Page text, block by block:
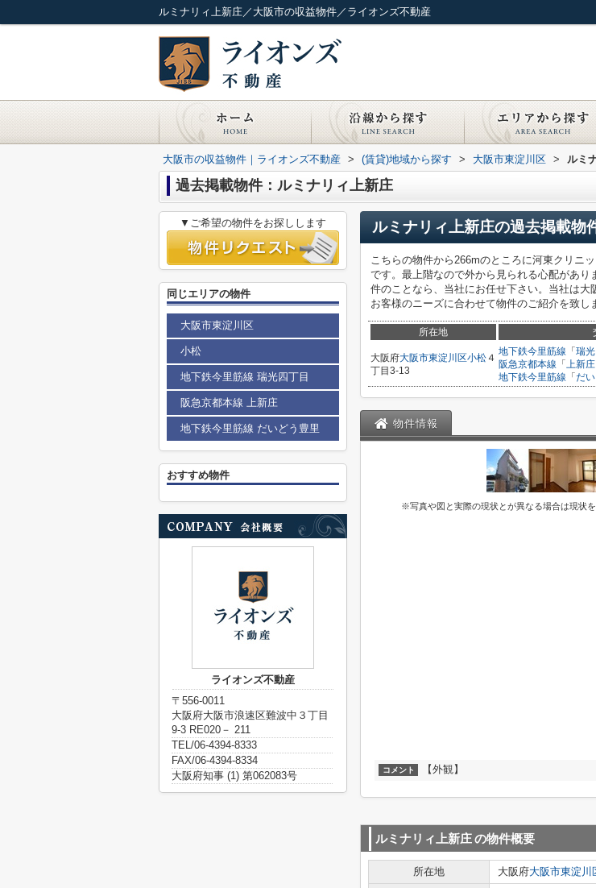
ルミナリィ上新庄／大阪市の収益物件／ライオンズ不動産
大阪市の収益物件｜ライオンズ不動産 > (賃貸)地域から探す > 大阪市東淀川区 > ルミ
過去掲載物件：ルミナリィ上新庄
ルミナリィ上新庄の過去掲載物
こちらの物件から266mのところに河東クリニ
です。最上階なので外から見られる心配があ
件のことなら、当社にお任せ下さい。当社は大
お客様のニーズに合わせて物件のご紹介を致し
所在地
大阪府大阪市東淀川区小松４
丁目3-13
地下鉄今里筋線 「 瑞
阪急京都本線 「 上新庄
地下鉄今里筋線 「 だ
物件情報
※写真や図と実際の現状とが異なる場合は現状
コメント 【外観】
ルミナリィ上新庄の物件概要
所在地 大阪府大阪市東淀川
▼ご希望の物件をお探しします
同じエリアの物件
大阪市東淀川区
小松
地下鉄今里筋線 瑞光四丁目
阪急京都本線 上新庄
地下鉄今里筋線 だいどう豊里
おすすめ物件
ライオンズ不動産
〒556-0011
大阪府大阪市浪速区難波中３丁目
9-3 RE020－ 211
TEL/06-4394-8333
FAX/06-4394-8334
大阪府知事 (1) 第062083号